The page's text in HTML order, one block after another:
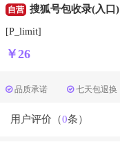
自营 搜狐号包收录(入口)
[P_limit]
￥26
品质承诺 七天包退换
用户评价（0条）